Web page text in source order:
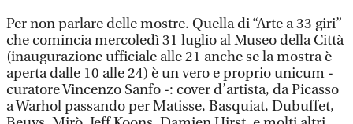
Per non parlare delle mostre. Quella di “Arte a 33 giri”
che comincia mercoledì 31 luglio al Museo della Città
(inaugurazione ufficiale alle 21 anche se la mostra è
aperta dalle 10 alle 24) è un vero e proprio unicum -
curatore Vincenzo Sanfo -: cover d’artista, da Picasso
a Warhol passando per Matisse, Basquiat, Dubuffet,